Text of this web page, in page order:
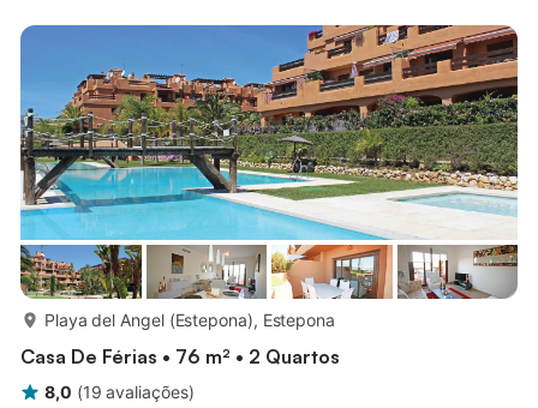
Playa del Angel (Estepona), Estepona
Casa De Férias • 76 m² • 2 Quartos
8,0 (19 avaliações)